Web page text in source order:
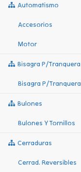
Automatismo
Accesorios
Motor
Bisagra P/tranquera
Bisagra P/tranquera
Bulones
Bulones Y Tornillos
Cerraduras
Cerrad. Reversibles